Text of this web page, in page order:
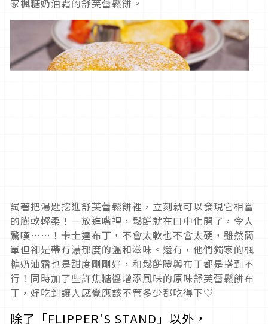
家楓糖奶油霜的舒芙蕾鬆餅。
試著把湯匙挖進舒芙蕾鬆餅裡，立刻就可以發現它相當
的膨軟輕柔！一放進嘴裡，鬆餅就在口中化開了，令人
驚嘆……！卡士達布丁，不會太軟也不會太硬，雖然簡
單但卻是帶有濃郁度的溫和滋味。還有，他們獨家的楓
糖奶油霜也是甜度剛剛好，和鬆餅體與布丁都是搭到不
行！同時加了些許焦糖醬增添風味的原味舒芙蕾鬆餅布
丁，好吃到讓人感覺應該不管多少都吃得下♡
除了「FLIPPER'S STAND」以外，